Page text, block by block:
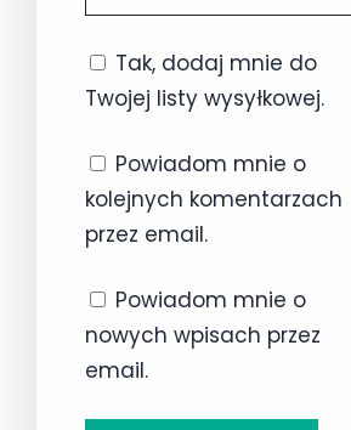
Tak, dodaj mnie do
Twojej listy wysyłkowej.
Powiadom mnie o
kolejnych komentarzach
przez email.
Powiadom mnie o
nowych wpisach przez
email.